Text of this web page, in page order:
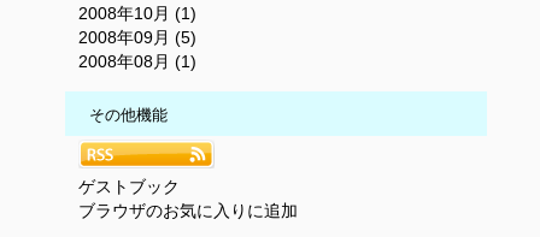
2008年10月 (1)
2008年09月 (5)
2008年08月 (1)
その他機能
ゲストブック
ブラウザのお気に入りに追加